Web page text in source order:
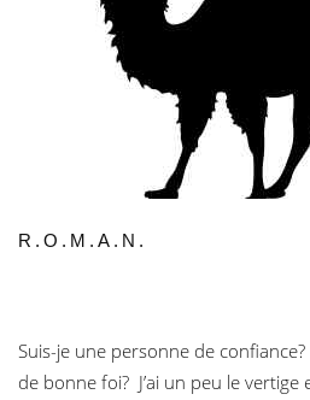
R.O.M.A.N.
Suis-je une personne de
de bonne foi? J’ai un peu le